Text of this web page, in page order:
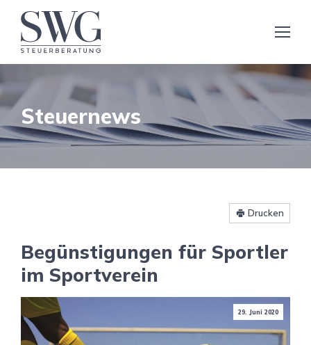
Steuernews
Drucken
Begünstigungen für Sportler
im Sportverein
29. Juni 2020